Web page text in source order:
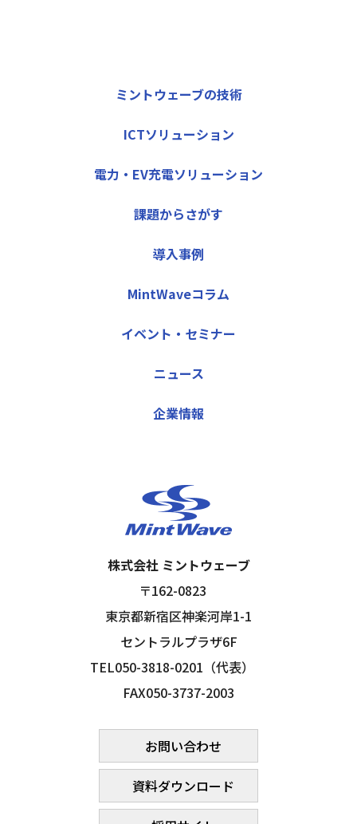
ミントウェーブの技術
ICTソリューション
電力・EV充電ソリューション
課題からさがす
導入事例
MintWaveコラム
イベント・セミナー
ニュース
企業情報
株式会社 ミントウェーブ
〒162-0823
東京都新宿区神楽河岸1-1
セントラルプラザ6F
TEL050-3818-0201（代表）
FAX050-3737-2003
お問い合わせ
資料ダウンロード